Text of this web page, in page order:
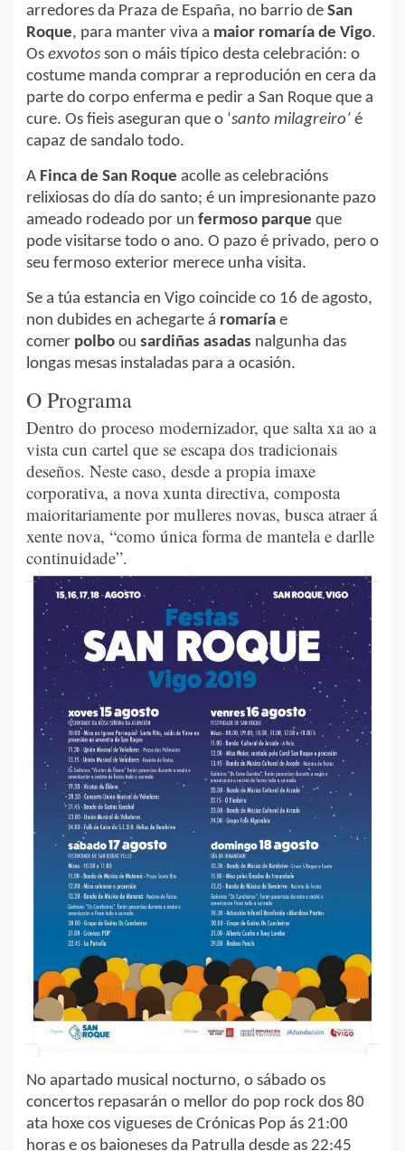
arredores da Praza de España, no barrio de San
Roque, para manter viva a maior romaría de Vigo.
Os exvotos son o máis típico desta celebración: o
costume manda comprar a reprodución en cera da
parte do corpo enferma e pedir a San Roque que a
cure. Os fieis aseguran que o ‘santo milagreiro’ é
capaz de sandalo todo.
A Finca de San Roque acolle as celebracións
relixiosas do día do santo; é un impresionante pazo
ameado rodeado por un fermoso parque que
pode visitarse todo o ano. O pazo é privado, pero o
seu fermoso exterior merece unha visita.
Se a túa estancia en Vigo coincide co 16 de agosto,
non dubides en achegarte á romaría e
comer polbo ou sardiñas asadas nalgunha das
longas mesas instaladas para a ocasión.
O Programa
Dentro do proceso modernizador, que salta xa ao a
vista cun cartel que se escapa dos tradicionais
deseños. Neste caso, desde a propia imaxe
corporativa, a nova xunta directiva, composta
maioritariamente por mulleres novas, busca atraer á
xente nova, “como única forma de mantela e darlle
continuidade”.
No apartado musical nocturno, o sábado os
concertos repasarán o mellor do pop rock dos 80
ata hoxe cos vigueses de Crónicas Pop ás 21:00
horas e os baioneses da Patrulla desde as 22:45